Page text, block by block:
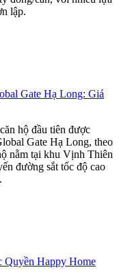
lập.
Gate Hạ Long: Giá
hộ đầu tiên được
Gate Hạ Long, theo
nằm tại khu Vịnh Thiên
đường sắt tốc độ cao
Happy Home